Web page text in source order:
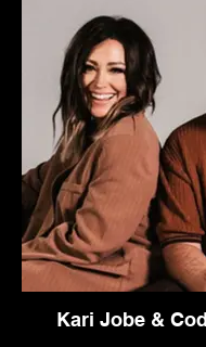
Kari Jobe &